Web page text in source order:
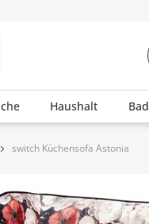
Haushalt Bad
switch Küchensofa Astonia